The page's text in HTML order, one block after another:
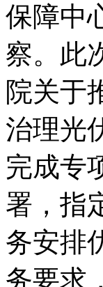
保障中
察。此
院关于
治理光
完成专
署，指
务安排
务要求